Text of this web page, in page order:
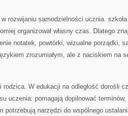
rozwijaniu samodzielności ucznia.
organizował własny czas. Dlatego
notatek, powtórki, wizualne porządki,
zrozumiałym, ale z naciskiem na
rodzica. W edukacji na odległość dorośli
uczenia: pomagają dopilnować
potrzebują narzędzi do wspólnego